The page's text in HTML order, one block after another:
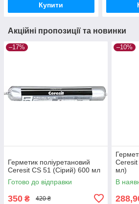
Купити
Акційні пропозиції та новинки
–17%
Герметик поліуретановий
Ceresit CS 51 (Сірий) 600 мл
Готово до відправки
350 ₴ 420 ₴
–10%
мл)
В